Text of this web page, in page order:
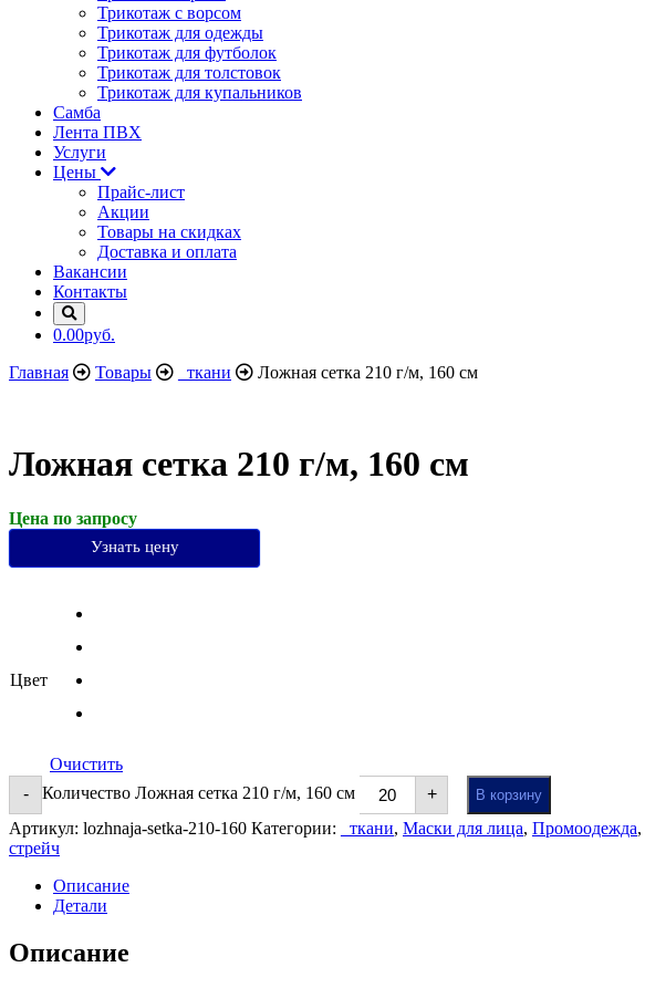
Трикотаж с ворсом
Трикотаж для одежды
Трикотаж для футболок
Трикотаж для толстовок
Трикотаж для купальников
Самба
Лента ПВХ
Услуги
Цены
Прайс-лист
Акции
Товары на скидках
Доставка и оплата
Вакансии
Контакты
0.00руб.
Главная
Товары _ткани Ложная сетка 210 г/м, 160 см
Ложная сетка 210 г/м, 160 см
Цена по запросу
Узнать цену
Цвет
Очистить
-
Количество Ложная сетка 210 г/м, 160 см + В корзину
Артикул: lozhnaja-setka-210-160 Категории: _ткани, Маски для лица, Промоодежда,
стрейч
Описание
Детали
Описание